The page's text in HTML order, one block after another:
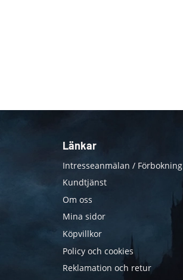
Länkar
Intresseanmälan / Förbokning
Kundtjänst
Om oss
Mina sidor
Köpvillkor
Policy och cookies
Reklamation och retur